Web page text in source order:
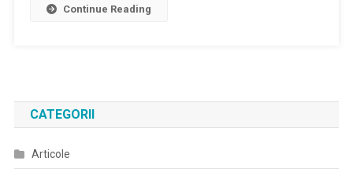
Centrelor
Continue Reading
CATEGORII
Articole